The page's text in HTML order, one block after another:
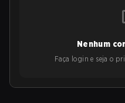
Nenhum
Faça login e seja o